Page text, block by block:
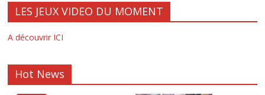
LES JEUX VIDEO DU MOMENT
A découvrir ICI
Hot News